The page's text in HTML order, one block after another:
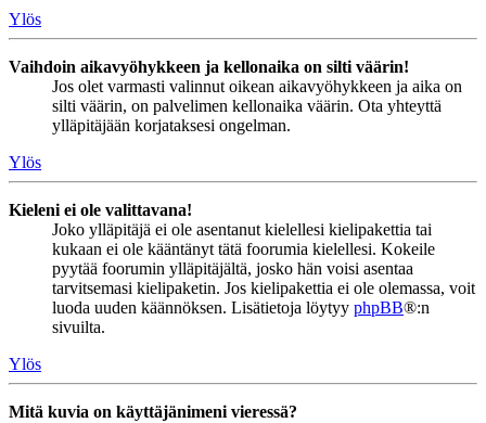
Ylös
Vaihdoin aikavyöhykkeen ja kellonaika on silti väärin!
Jos olet varmasti valinnut oikean aikavyöhykkeen ja aika on
silti väärin, on palvelimen kellonaika väärin. Ota yhteyttä
ylläpitäjään korjataksesi ongelman.
Ylös
Kieleni ei ole valittavana!
Joko ylläpitäjä ei ole asentanut kielellesi kielipakettia tai
kukaan ei ole kääntänyt tätä foorumia kielellesi. Kokeile
pyytää foorumin ylläpitäjältä, josko hän voisi asentaa
tarvitsemasi kielipaketin. Jos kielipakettia ei ole olemassa, voit
luoda uuden käännöksen. Lisätietoja löytyy phpBB®:n
sivuilta.
Ylös
Mitä kuvia on käyttäjänimeni vieressä?